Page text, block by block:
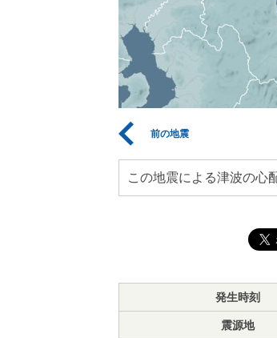
前の地震
この地震による津波の心
発生時刻
震源地